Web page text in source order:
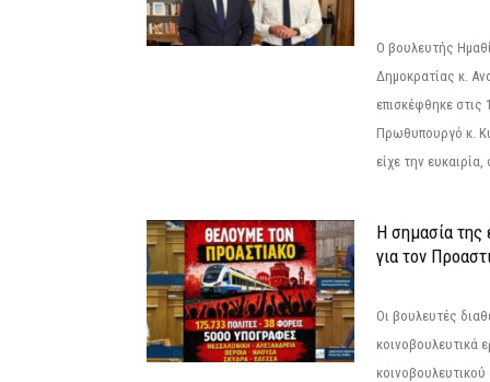
Ο βουλευτής
Δημοκρατίας κ.
επισκέφθηκε στις
Πρωθυπουργό κ.
είχε την
Η σημασία της
για τον
Οι βουλευτές
κοινοβουλευτικά